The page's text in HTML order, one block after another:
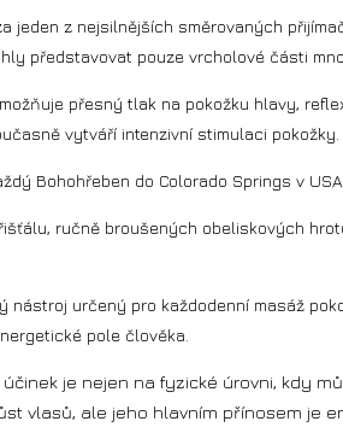
jeden z nejsilnějších směrovaných
představovat pouze vrcholové části
přesný tlak na pokožku hlavy,
vytváří intenzivní stimulaci pokožky.
Bohohřeben do Colorado Springs v
ručně broušených obeliskových
nástroj určený pro každodenní masáž
pole člověka.
je nejen na fyzické úrovni, kdy
vlasů, ale jeho hlavním přínosem je